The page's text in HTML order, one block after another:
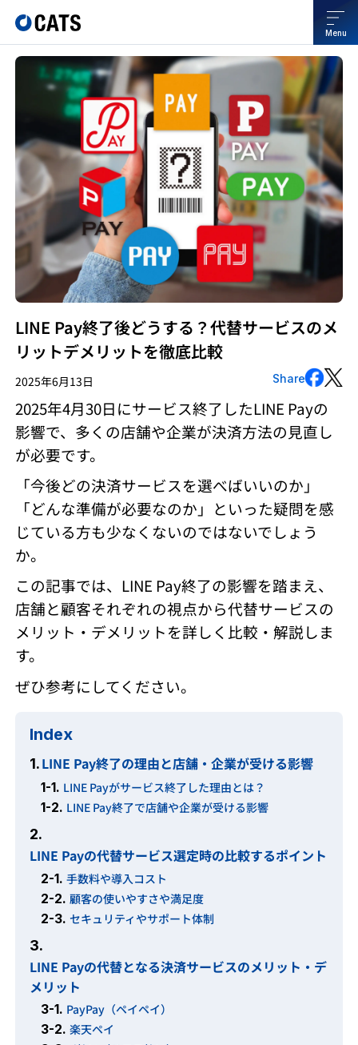
Menu
LINE Pay終了後どうする？代替サービスのメ
リットデメリットを徹底比較
2025年6月13日 Share
2025年4月30日にサービス終了したLINE Payの
影響で、多くの店舗や企業が決済方法の見直し
が必要です。
「今後どの決済サービスを選べばいいのか」
「どんな準備が必要なのか」といった疑問を感
じている方も少なくないのではないでしょう
か。
この記事では、LINE Pay終了の影響を踏まえ、
店舗と顧客それぞれの視点から代替サービスの
メリット・デメリットを詳しく比較・解説しま
す。
ぜひ参考にしてください。
Index
1.LINE Pay終了の理由と店舗・企業が受ける影響
1-1. LINE Payがサービス終了した理由とは？
1-2. LINE Pay終了で店舗や企業が受ける影響
2.
LINE Payの代替サービス選定時の比較するポイント
2-1. 手数料や導入コスト
2-2. 顧客の使いやすさや満足度
2-3. セキュリティやサポート体制
3.
LINE Payの代替となる決済サービスのメリット・デ
メリット
3-1. PayPay（ペイペイ）
3-2. 楽天ペイ